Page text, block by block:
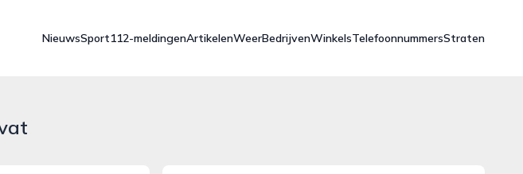
NieuwsSport112-meldingenArtikelenWeerBedrijvenWinkelsTelefoonnummersStraten